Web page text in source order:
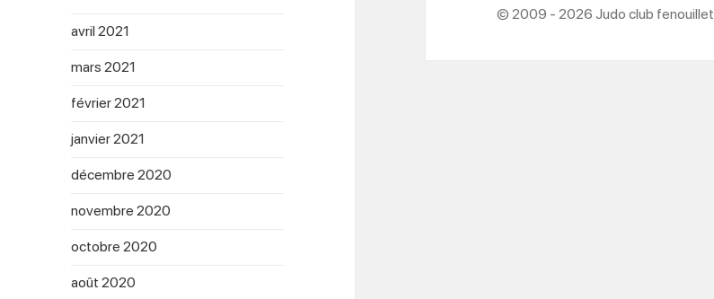
avril 2021
mars 2021
février 2021
janvier 2021
décembre 2020
novembre 2020
octobre 2020
août 2020
© 2009 - 2026 Judo club fenouillet